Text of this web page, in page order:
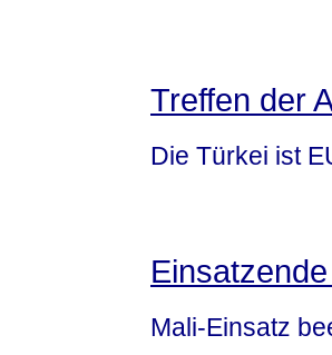
Treffen der
Die Türkei ist
Mali-Einsatz